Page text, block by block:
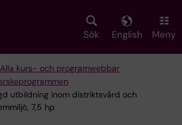
Sök English Meny
Alla kurs- och programwebbar
utbildning inom distriktsvård och
7,5 hp